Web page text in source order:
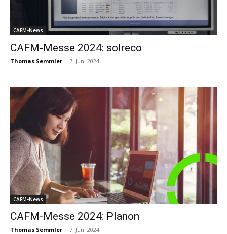
CAFM-News
CAFM-Messe 2024: solreco
Thomas Semmler - 7. Juni 2024
CAFM-News
CAFM-Messe 2024: Planon
Thomas Semmler - 7. Juni 2024